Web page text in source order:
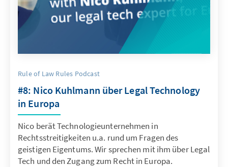
Rule of Law Rules Podcast
#8: Nico Kuhlmann über Legal Technology
in Europa
Nico berät Technologieunternehmen in
Rechtsstreitigkeiten u.a. rund um Fragen des
geistigen Eigentums. Wir sprechen mit ihm über Legal
Tech und den Zugang zum Recht in Europa.